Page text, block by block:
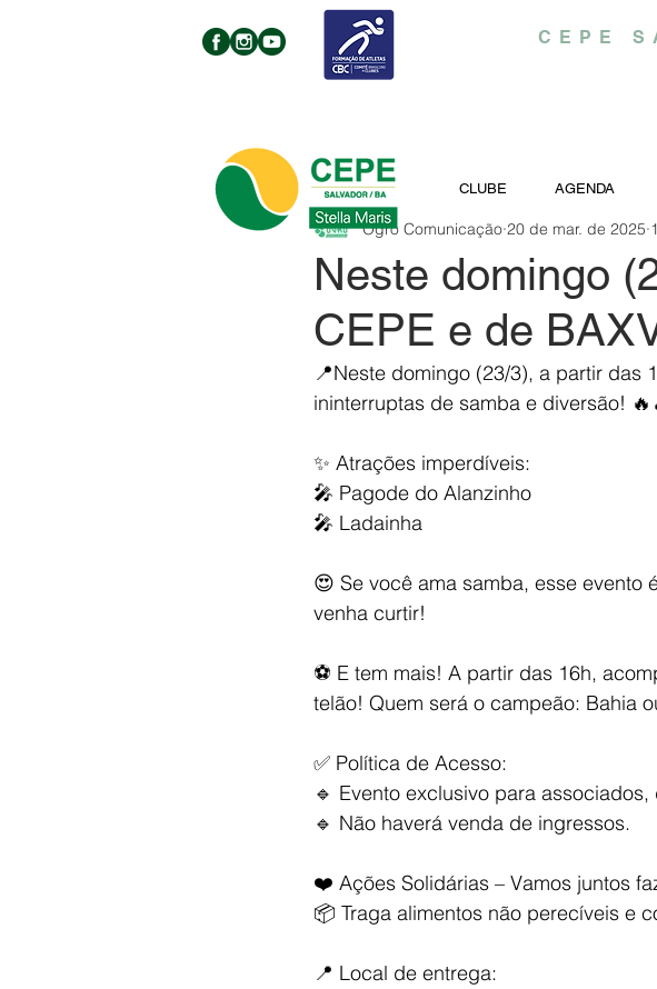
CEPE
Neste domingo
CEPE e de
Ogro Comunicação 20 de mar. de 2025
📍Neste domingo (23/3), a partir das
ininterruptas de samba e diversão!
✨ Atrações imperdíveis:
🎤 Pagode do Alanzinho
🎤 Ladainha
😍 Se você ama samba, esse
venha curtir!
⚽ E tem mais! A partir das 16h,
telão! Quem será o campeão: Bahia
✅ Política de Acesso:
🔹 Evento exclusivo para
🔹 Não haverá venda de ingressos.
❤️ Ações Solidárias – Vamos juntos
📦 Traga alimentos não perecíveis e
📍 Local de entrega:
CLUBE AGENDA